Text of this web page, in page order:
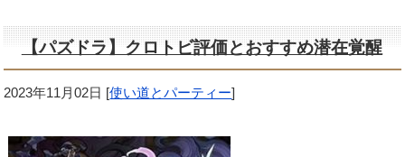
【パズドラ】クロトビ評価とおすすめ潜在覚醒
2023年11月02日 [使い道とパーティー]